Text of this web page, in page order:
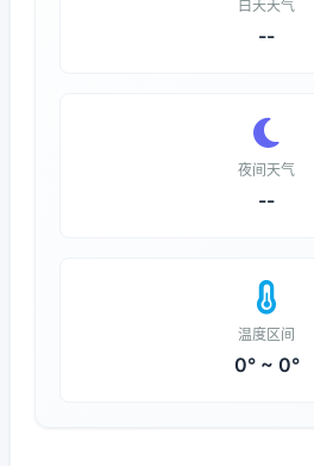
白天天气
--
夜间天气
--
温度区间
0° ~ 0°